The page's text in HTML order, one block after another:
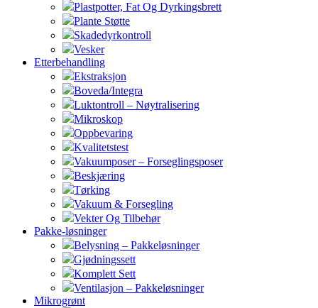
Plastpotter, Fat Og Dyrkingsbrett
Plante Støtte
Skadedyrkontroll
Vesker
Etterbehandling
Ekstraksjon
Boveda/Integra
Luktontroll – Nøytralisering
Mikroskop
Oppbevaring
Kvalitetstest
Vakuumposer – Forseglingsposer
Beskjæring
Tørking
Vakuum & Forsegling
Vekter Og Tilbehør
Pakke-løsninger
Belysning – Pakkeløsninger
Gjødningssett
Komplett Sett
Ventilasjon – Pakkeløsninger
Mikrogrønt